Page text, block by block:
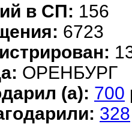
в СП: 156
6723
ОРЕНБУРГ
(а): 700
328